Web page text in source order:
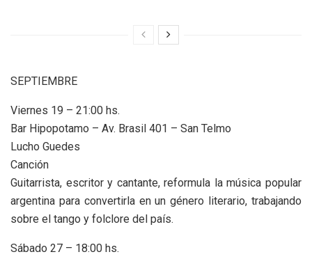
SEPTIEMBRE
Viernes 19 – 21:00 hs.
Bar Hipopotamo – Av. Brasil 401 – San Telmo
Lucho Guedes
Canción
Guitarrista, escritor y cantante, reformula la música popular
argentina para convertirla en un género literario, trabajando
sobre el tango y folclore del país.
Sábado 27 – 18:00 hs.